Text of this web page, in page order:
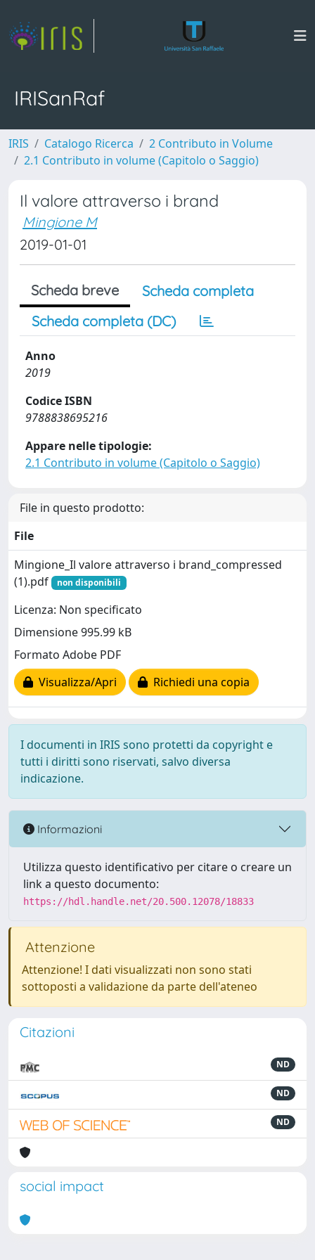
IRISanRaf
IRIS Catalogo Ricerca
2 Contributo in Volume
2.1 Contributo in volume (Capitolo o Saggio)
Il valore attraverso i brand
Mingione M
2019-01-01
Scheda breve
Scheda completa
Scheda completa (DC)
Anno
2019
Codice ISBN
9788838695216
Appare nelle tipologie:
2.1 Contributo in volume (Capitolo o Saggio)
File in questo prodotto:
File
Mingione_Il valore attraverso i brand_compressed
(1).pdf
non disponibili
Licenza: Non specificato
Dimensione 995.99 kB
Formato Adobe PDF
Visualizza/Apri
Richiedi una copia
I documenti in IRIS sono protetti da copyright e
tutti i diritti sono riservati, salvo diversa
indicazione.
Informazioni
Utilizza questo identificativo per citare o creare un
link a questo documento:
https://hdl.handle.net/20.500.12078/18833
Attenzione
Attenzione! I dati visualizzati non sono stati
sottoposti a validazione da parte dell'ateneo
Citazioni
ND
ND
ND
social impact